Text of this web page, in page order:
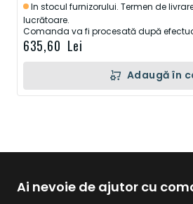
In stocul furnizorului. Termen de
lucrătoare.
Comanda va fi procesată după
635,60 Lei
Adaugă în
Ai nevoie de ajutor cu